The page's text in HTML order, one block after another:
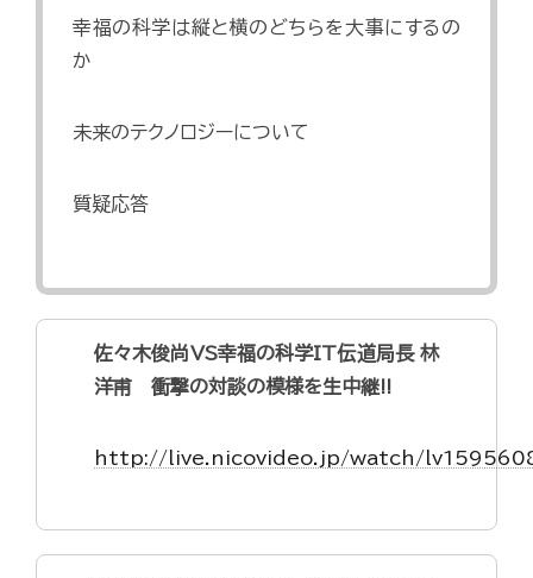
幸福の科学は縦と横のどちらを大事にするの
か
未来のテクノロジーについて
質疑応答
佐々木俊尚VS幸福の科学IT伝道局長 林
洋甫 衝撃の対談の模様を生中継!!
http://live.nicovideo.jp/watch/